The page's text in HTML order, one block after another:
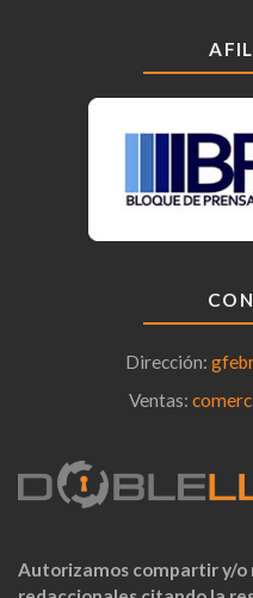
Dirección:
Ventas:
Autorizamos compartir y/o